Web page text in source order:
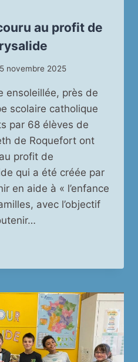
au profit de
novembre 2025
ensoleillée, près de
scolaire catholique
par 68 élèves de
de Roquefort ont
profit de
qui a été créée par
en aide à « l’enfance
avec l’objectif